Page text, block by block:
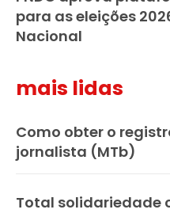
para as eleições
Nacional
mais lidas
Como obter o
jornalista (MTb)
Total solidariedade